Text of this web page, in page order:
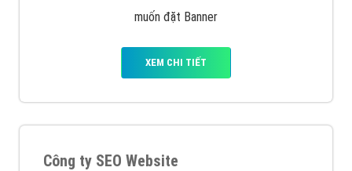
muốn đặt Banner
XEM CHI TIẾT
Công ty SEO Website